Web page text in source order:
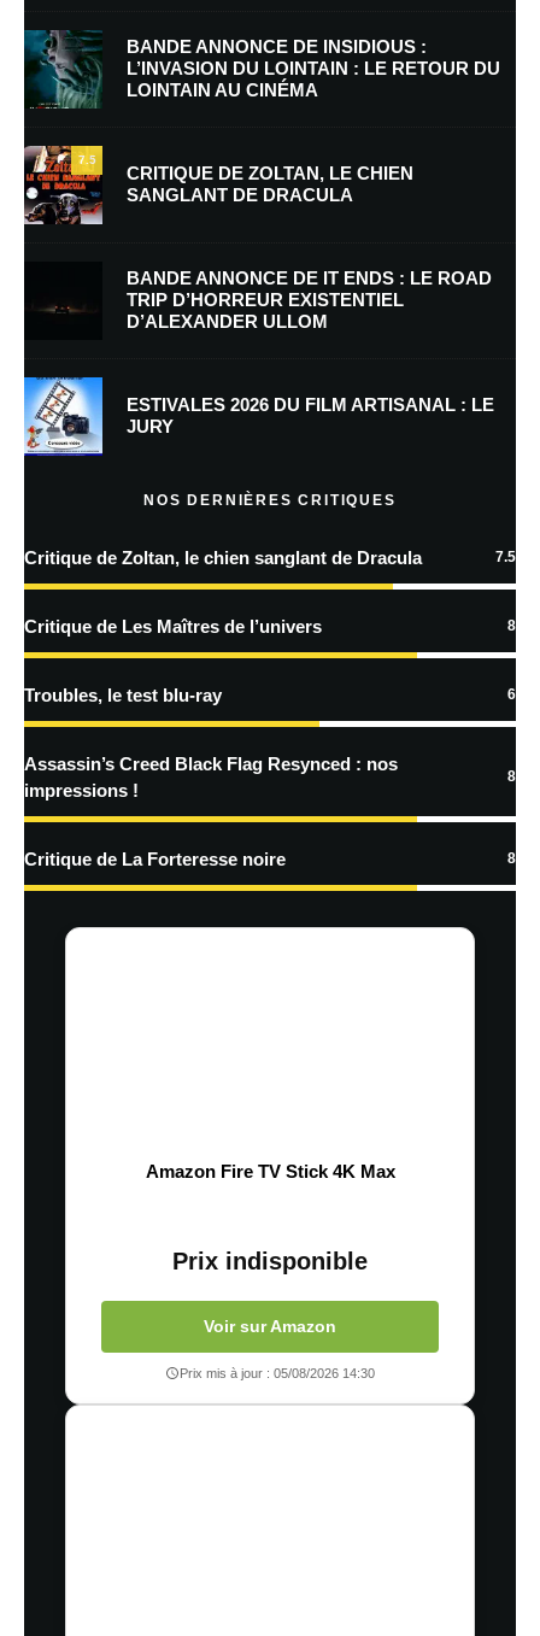
Nom*
E-mail*
Enregistrer mon nom, mon e-mail et mon site dans le navigateur pour
Prévenez-moi de tous les nouveaux commentaires par e-mail.
Prévenez-moi de tous les nouveaux articles par e-mail.
En savoir
traitées
BANDE ANNONCE DE INSIDIOUS :
L’INVASION DU LOINTAIN : LE RETOUR DU
LOINTAIN AU CINÉMA
7.5
CRITIQUE DE ZOLTAN, LE CHIEN
SANGLANT DE DRACULA
BANDE ANNONCE DE IT ENDS : LE ROAD
TRIP D’HORREUR EXISTENTIEL
D’ALEXANDER ULLOM
ESTIVALES 2026 DU FILM ARTISANAL : LE
JURY
NOS DERNIÈRES CRITIQUES
Critique de Zoltan, le chien sanglant de Dracula 7.5
Critique de Les Maîtres de l’univers 8
Troubles, le test blu-ray 6
Assassin’s Creed Black Flag Resynced : nos
impressions !
8
Critique de La Forteresse noire 8
Amazon Fire TV Stick 4K Max
Prix indisponible
Voir sur Amazon
Prix mis à jour : 05/08/2026 14:30